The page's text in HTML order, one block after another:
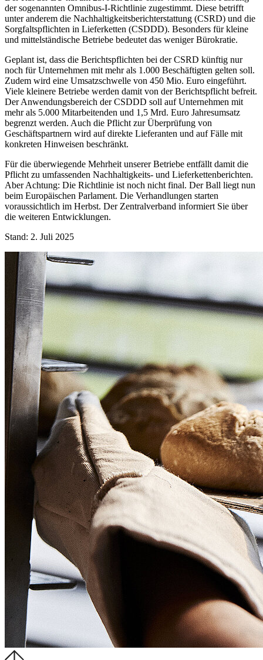
der sogenannten Omnibus-I-Richtlinie zugestimmt. Diese betrifft
unter anderem die Nachhaltigkeitsberichterstattung (CSRD) und die
Sorgfaltspflichten in Lieferketten (CSDDD). Besonders für kleine
und mittelständische Betriebe bedeutet das weniger Bürokratie.
Geplant ist, dass die Berichtspflichten bei der CSRD künftig nur
noch für Unternehmen mit mehr als 1.000 Beschäftigten gelten soll.
Zudem wird eine Umsatzschwelle von 450 Mio. Euro eingeführt.
Viele kleinere Betriebe werden damit von der Berichtspflicht befreit.
Der Anwendungsbereich der CSDDD soll auf Unternehmen mit
mehr als 5.000 Mitarbeitenden und 1,5 Mrd. Euro Jahresumsatz
begrenzt werden. Auch die Pflicht zur Überprüfung von
Geschäftspartnern wird auf direkte Lieferanten und auf Fälle mit
konkreten Hinweisen beschränkt.
Für die überwiegende Mehrheit unserer Betriebe entfällt damit die
Pflicht zu umfassenden Nachhaltigkeits- und Lieferkettenberichten.
Aber Achtung: Die Richtlinie ist noch nicht final. Der Ball liegt nun
beim Europäischen Parlament. Die Verhandlungen starten
voraussichtlich im Herbst. Der Zentralverband informiert Sie über
die weiteren Entwicklungen.
Stand: 2. Juli 2025